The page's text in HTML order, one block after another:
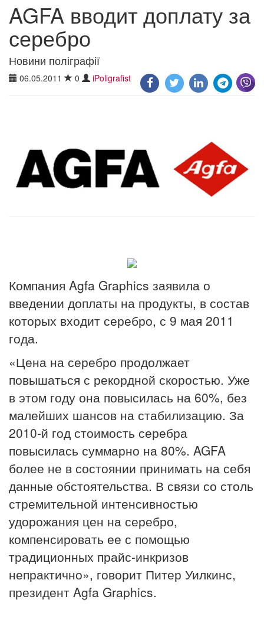
AGFA вводит доплату за
серебро
Новини поліграфії
06.05.2011 0 iPoligrafist
Компания Agfa Graphics заявила о
введении доплаты на продукты, в состав
которых входит серебро, с 9 мая 2011
года.
«Цена на серебро продолжает
повышаться с рекордной скоростью. Уже
в этом году она повысилась на 60%, без
малейших шансов на стабилизацию. За
2010-й год стоимость серебра
повысилась суммарно на 80%. AGFA
более не в состоянии принимать на себя
данные обстоятельства. В связи со столь
стремительной интенсивностью
удорожания цен на серебро,
компенсировать ее с помощью
традиционных прайс-инкризов
непрактично», говорит Питер Уилкинс,
президент Agfa Graphics.